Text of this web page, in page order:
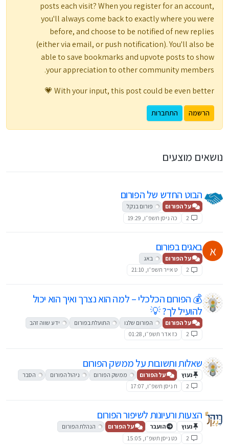
posts each visit? When you register for an account,
you'll always come back to exactly where you were
before, and choose to be notified of new replies
(either via email, or push notification). You'll also be
able to save bookmarks and upvote posts to show
your appreciation to other community members.
With your input, this post could be even better 💗
הרשמה התחברות
נושאים מוצעים
הבוט החדש של הפורום
על הפורום
פורום בנקל
2
כה ניסן תשפ״ו, 19:29
א באגים בפורום
על הפורום
באג
2
ט אייר תשפ״ו, 21:10
💰 הפורום הכלכלי – למה הוא נצרך ואיך הוא יכול
להועיל לך? 💡
על הפורום הפורום שלנו התועלת בפורום
ידע שווה זהב
2
כז אדר תשפ״ו, 01:28
שאלות ותשובות על ממשק הפורום
נעוץ על הפורום ממשק הפורום ניהול הפורום
הסבר
2
ח ניסן תשפ״ו, 17:07
הצעות ורעיונות לשיפור הפורום
נעוץ הועבר על הפורום
הנהלת הפורום
2
כט ניסן תשפ״ו, 15:05